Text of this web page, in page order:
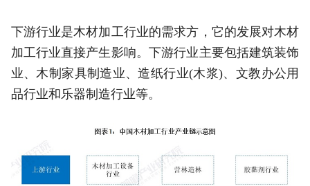
下游行业是木材加工行业的需求方，它的发展对木材
加工行业直接产生影响。下游行业主要包括建筑装饰
业、木制家具制造业、造纸行业(木浆)、文教办公用
品行业和乐器制造行业等。